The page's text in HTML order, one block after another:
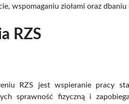
10/2021 Zdrowie
wspomaganiu ziołami oraz
RZS
RZS jest wspieranie pracy
sprawność fizyczną i